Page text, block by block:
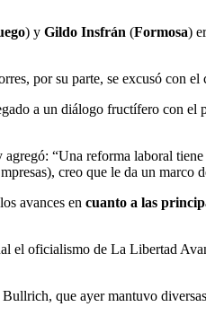
) y Gildo Insfrán (Formosa)
por su parte, se excusó con
a un diálogo fructífero con el
“Una reforma laboral tiene
creo que le da un marco
avances en cuanto a las
el oficialismo de La Libertad
que ayer mantuvo